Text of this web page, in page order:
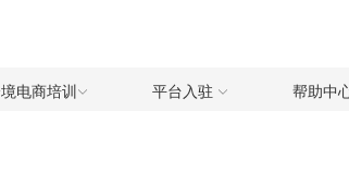
电商培训 平台入驻 帮助中